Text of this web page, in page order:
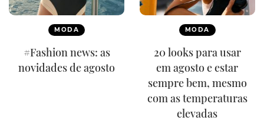
MODA
#Fashion news: as
novidades de agosto
MODA
20 looks para usar
em agosto e estar
sempre bem, mesmo
com as temperaturas
elevadas